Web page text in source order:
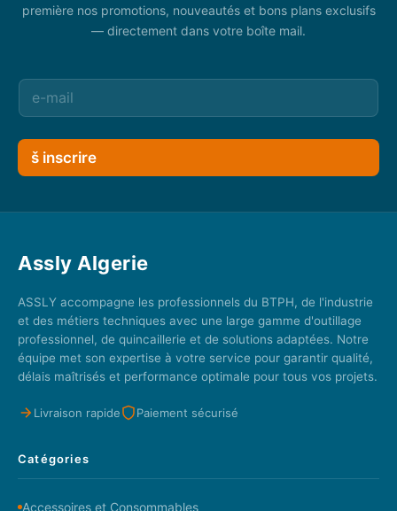
première nos promotions, nouveautés et bons plans exclusifs
— directement dans votre boîte mail.
š inscrire
Assly Algerie
ASSLY accompagne les professionnels du BTPH, de l'industrie
et des métiers techniques avec une large gamme d'outillage
professionnel, de quincaillerie et de solutions adaptées. Notre
équipe met son expertise à votre service pour garantir qualité,
délais maîtrisés et performance optimale pour tous vos projets.
Livraison rapide Paiement sécurisé
Catégories
Accessoires et Consommables